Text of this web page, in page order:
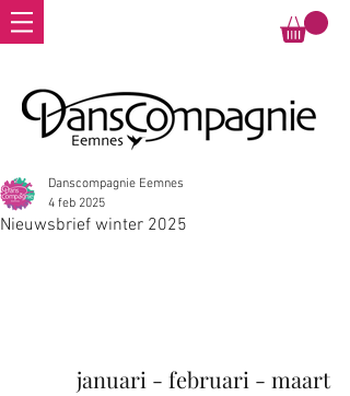
Nieuwsbrief winter 2025
Danscompagnie Eemnes
4 feb 2025
januari - februari - maart